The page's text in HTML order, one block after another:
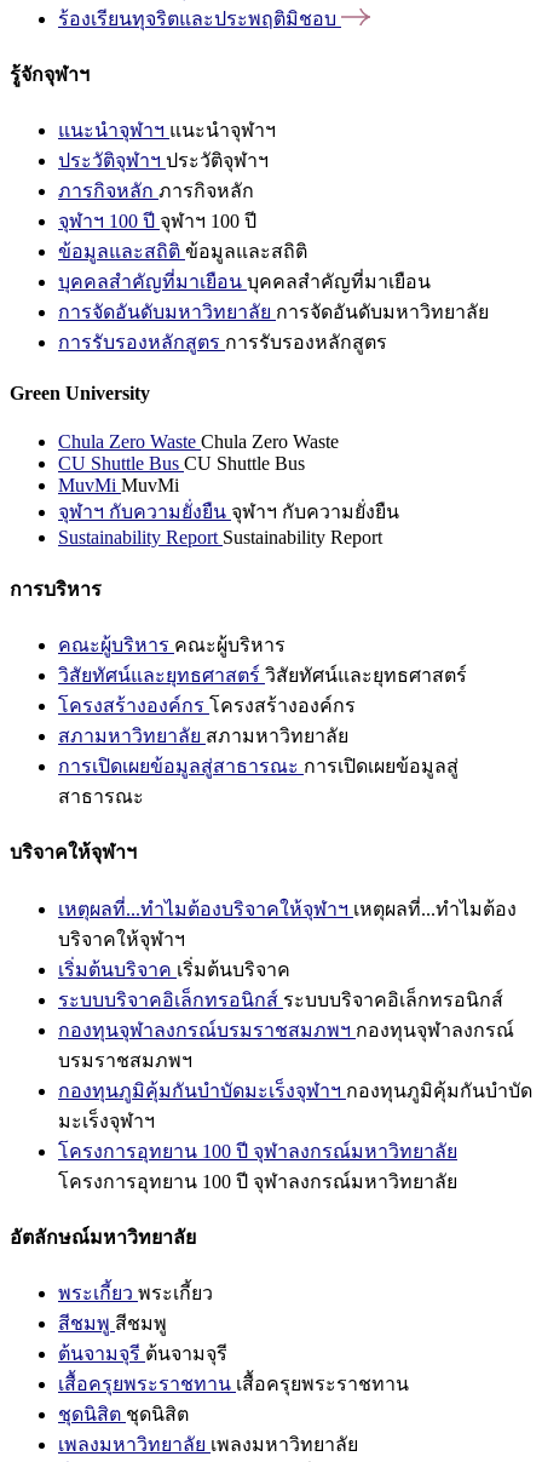
ร้องเรียนทุจริตและประพฤติมิชอบ
รู้จักจุฬาฯ
แนะนำจุฬาฯ แนะนำจุฬาฯ
ประวัติจุฬาฯ ประวัติจุฬาฯ
ภารกิจหลัก ภารกิจหลัก
จุฬาฯ 100 ปี จุฬาฯ 100 ปี
ข้อมูลและสถิติ ข้อมูลและสถิติ
บุคคลสำคัญที่มาเยือน บุคคลสำคัญที่มาเยือน
การจัดอันดับมหาวิทยาลัย การจัดอันดับมหาวิทยาลัย
การรับรองหลักสูตร การรับรองหลักสูตร
Green University
Chula Zero Waste Chula Zero Waste
CU Shuttle Bus CU Shuttle Bus
MuvMi MuvMi
จุฬาฯ กับความยั่งยืน จุฬาฯ กับความยั่งยืน
Sustainability Report Sustainability Report
การบริหาร
คณะผู้บริหาร คณะผู้บริหาร
วิสัยทัศน์และยุทธศาสตร์ วิสัยทัศน์และยุทธศาสตร์
โครงสร้างองค์กร โครงสร้างองค์กร
สภามหาวิทยาลัย สภามหาวิทยาลัย
การเปิดเผยข้อมูลสู่สาธารณะ การเปิดเผยข้อมูลสู่
สาธารณะ
บริจาคให้จุฬาฯ
เหตุผลที่...ทำไมต้องบริจาคให้จุฬาฯ เหตุผลที่...ทำไมต้อง
บริจาคให้จุฬาฯ
เริ่มต้นบริจาค เริ่มต้นบริจาค
ระบบบริจาคอิเล็กทรอนิกส์ ระบบบริจาคอิเล็กทรอนิกส์
กองทุนจุฬาลงกรณ์บรมราชสมภพฯ กองทุนจุฬาลงกรณ์
บรมราชสมภพฯ
กองทุนภูมิคุ้มกันบำบัดมะเร็งจุฬาฯ กองทุนภูมิคุ้มกันบำบัด
มะเร็งจุฬาฯ
โครงการอุทยาน 100 ปี จุฬาลงกรณ์มหาวิทยาลัย
โครงการอุทยาน 100 ปี จุฬาลงกรณ์มหาวิทยาลัย
อัตลักษณ์มหาวิทยาลัย
พระเกี้ยว พระเกี้ยว
สีชมพู สีชมพู
ต้นจามจุรี ต้นจามจุรี
เสื้อครุยพระราชทาน เสื้อครุยพระราชทาน
ชุดนิสิต ชุดนิสิต
เพลงมหาวิทยาลัย เพลงมหาวิทยาลัย